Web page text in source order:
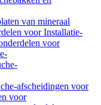
van mineraal
voor Installatie-
voor
afscheidingen voor
voor